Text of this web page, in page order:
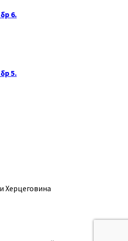
6.
5.
Херцеговина